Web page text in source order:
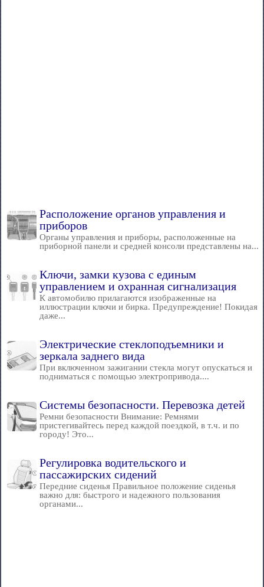
Расположение органов управления и
приборов
Органы управления и приборы, расположенные на
приборной панели и средней консоли представлены на...
Ключи, замки кузова с единым
управлением и охранная сигнализация
К автомобилю прилагаются изображенные на
иллюстрации ключи и бирка. Предупреждение! Покидая
даже...
Электрические стеклоподъемники и
зеркала заднего вида
При включенном зажигании стекла могут опускаться и
подниматься с помощью электропривода....
Системы безопасности. Перевозка детей
Ремни безопасности Внимание: Ремнями
пристегивайтесь перед каждой поездкой, в т.ч. и по
городу! Это...
Регулировка водительского и
пассажирских сидений
Передние сиденья Правильное положение сиденья
важно для: быстрого и надежного пользования
органами...